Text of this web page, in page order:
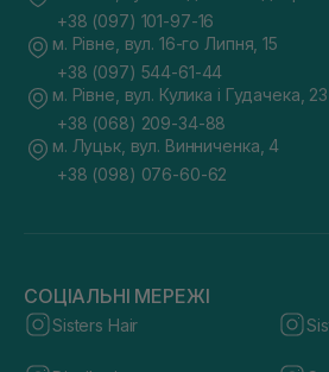
+38 (097) 101-97-16
м. Рівне, вул. 16-го Липня, 15
+38 (097) 544-61-44
м. Рівне, вул. Кулика і Гудачека,
+38 (068) 209-34-88
м. Луцьк, вул. Винниченка, 4
+38 (098) 076-60-62
СОЦІАЛЬНІ МЕРЕЖІ
Sisters Hair